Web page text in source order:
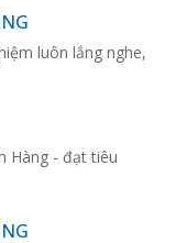
luôn lắng nghe,
Hàng - đạt tiêu